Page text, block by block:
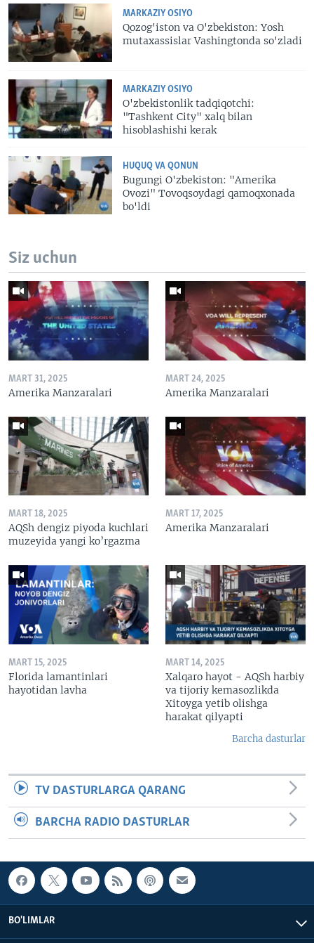
MARKAZIY OSIYO
Qozog'iston va O'zbekiston: Yosh
mutaxassislar Vashingtonda so'zladi
MARKAZIY OSIYO
O'zbekistonlik tadqiqotchi:
"Tashkent City" xalq bilan
hisoblashishi kerak
HUQUQ VA QONUN
Bugungi O'zbekiston: "Amerika
Ovozi" Tovoqsoydagi qamoqxonada
bo'ldi
Siz uchun
MART 31, 2025
Amerika Manzaralari
MART 24, 2025
Amerika Manzaralari
MART 18, 2025
AQSh dengiz piyoda kuchlari
muzeyida yangi ko’rgazma
MART 17, 2025
Amerika Manzaralari
MART 15, 2025
Florida lamantinlari
hayotidan lavha
MART 14, 2025
Xalqaro hayot - AQSh harbiy
va tijoriy kemasozlikda
Xitoyga yetib olishga
harakat qilyapti
Barcha dasturlar
TV DASTURLARGA QARANG
BARCHA RADIO DASTURLAR
BO'LIMLAR